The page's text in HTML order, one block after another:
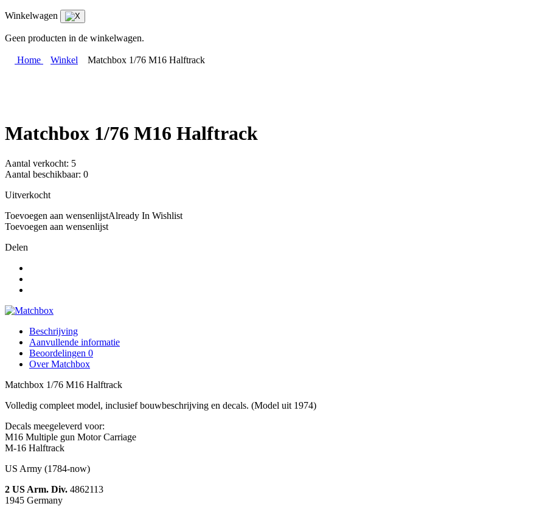
Winkelwagen
Geen producten in de winkelwagen.
Home Winkel Matchbox 1/76 M16 Halftrack
Matchbox 1/76 M16 Halftrack
Aantal verkocht: 5
Aantal beschikbaar: 0
Uitverkocht
Toevoegen aan wensenlijstAlready In Wishlist
Toevoegen aan wensenlijst
Delen
Beschrijving
Aanvullende informatie
Beoordelingen 0
Over Matchbox
Matchbox 1/76 M16 Halftrack
Volledig compleet model, inclusief bouwbeschrijving en decals. (Model uit 1974)
Decals meegeleverd voor:
M16 Multiple gun Motor Carriage
M-16 Halftrack
US Army (1784-now)
2 US Arm. Div. 4862113
1945 Germany